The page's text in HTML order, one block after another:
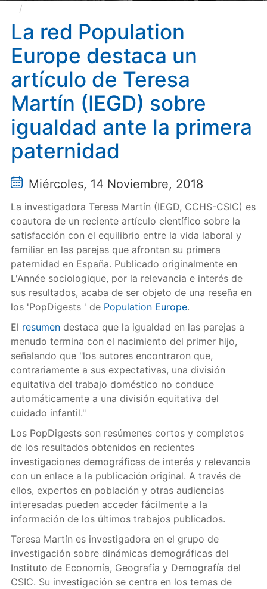
Teresa Martín (IEGD) sobre igualdad ante la primera
paternidad
La red Population
Europe destaca un
artículo de Teresa
Martín (IEGD) sobre
igualdad ante la primera
paternidad
Miércoles, 14 Noviembre, 2018
La investigadora Teresa Martín (IEGD, CCHS-CSIC) es
coautora de un reciente artículo científico sobre la
satisfacción con el equilibrio entre la vida laboral y
familiar en las parejas que afrontan su primera
paternidad en España. Publicado originalmente en
L'Année sociologique, por la relevancia e interés de
sus resultados, acaba de ser objeto de una reseña en
los 'PopDigests ' de Population Europe.
El resumendestaca que la igualdad en las parejas a
menudo termina con el nacimiento del primer hijo,
señalando que "los autores encontraron que,
contrariamente a sus expectativas, una división
equitativa del trabajo doméstico no conduce
automáticamente a una división equitativa del
cuidado infantil."
Los PopDigests son resúmenes cortos y completos
de los resultados obtenidos en recientes
investigaciones demográficas de interés y relevancia
con un enlace a la publicación original. A través de
ellos, expertos en población y otras audiencias
interesadas pueden acceder fácilmente a la
información de los últimos trabajos publicados.
Teresa Martín es investigadora en el grupo de
investigación sobre dinámicas demográficas del
Instituto de Economía, Geografía y Demografía del
CSIC. Su investigación se centra en los temas de